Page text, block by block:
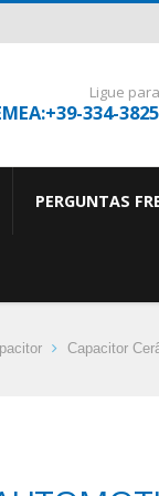
Ligue
334-
PERGUNTAS
Capacitor